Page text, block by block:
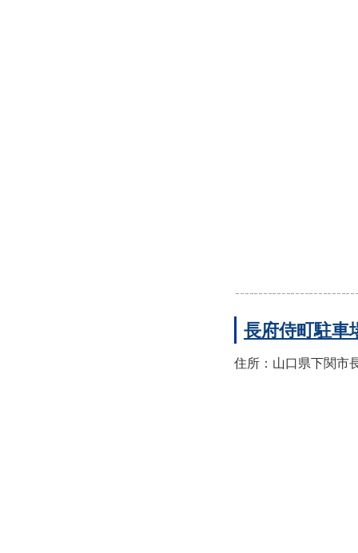
長府侍町駐車
住所：山口県下関市